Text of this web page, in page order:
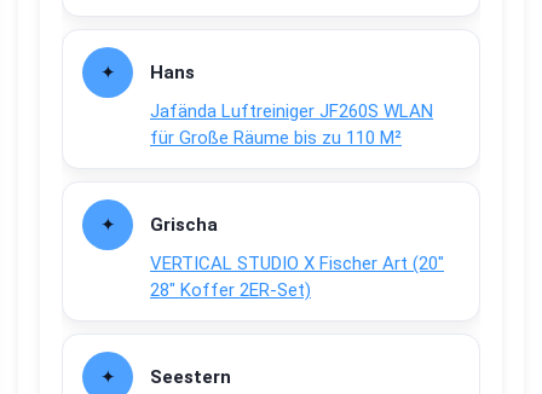
Hans
Jafända Luftreiniger JF260S WLAN
für Große Räume bis zu 110 M²
Grischa
VERTICAL STUDIO X Fischer Art (20″
28″ Koffer 2ER-Set)
Seestern